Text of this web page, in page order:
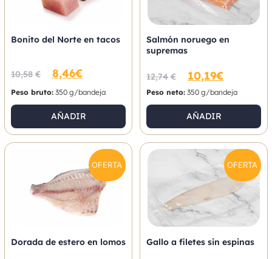
Bonito del Norte en tacos
10,58 € 8,46€
Peso bruto: 350 g/bandeja
AÑADIR
Salmón noruego en
supremas
12,74 € 10,19€
Peso neto: 350 g/bandeja
AÑADIR
OFERTA
Dorada de estero en lomos
OFERTA
Gallo a filetes sin espinas